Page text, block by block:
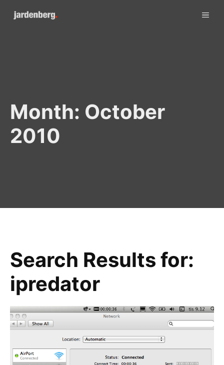
Month: October
2010
Search Results for:
ipredator